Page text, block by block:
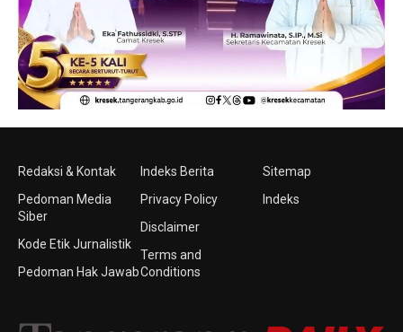
Redaksi & Kontak
Pedoman Media
Siber
Kode Etik Jurnalistik
Pedoman Hak Jawab
Indeks Berita
Privacy Policy
Disclaimer
Terms and
Conditions
Sitemap
Indeks